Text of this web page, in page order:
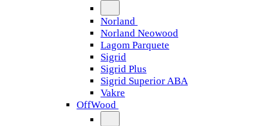
Norland
Norland Neowood
Lagom Parquete
Sigrid
Sigrid Plus
Sigrid Superior ABA
Vakre
OffWood